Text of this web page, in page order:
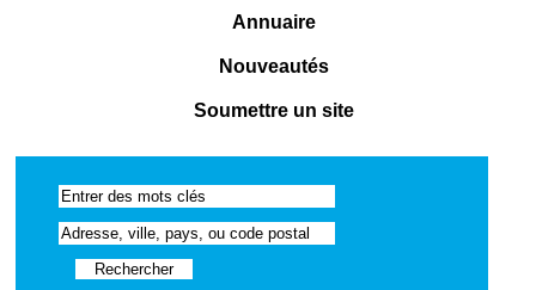
Annuaire
Nouveautés
Soumettre un site